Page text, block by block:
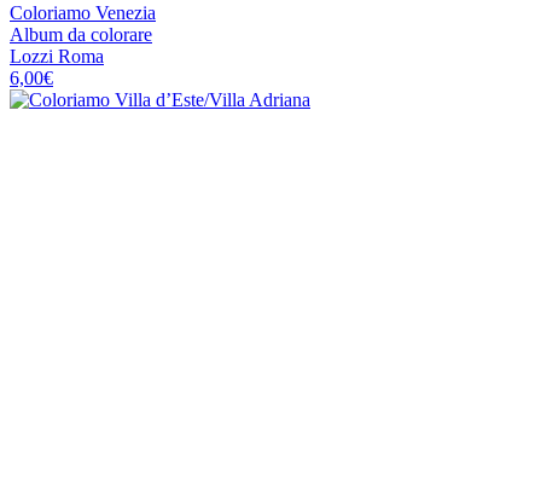
Coloriamo Venezia
Album da colorare
Lozzi Roma
6,00€